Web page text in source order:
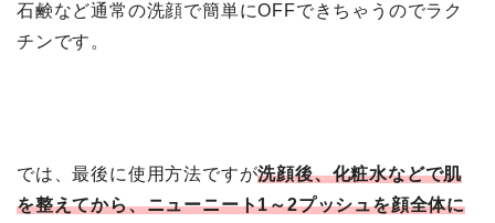
石鹸など通常の洗顔で簡単にOFFできちゃうのでラク
チンです。
では、最後に使用方法ですが洗顔後、化粧水などで肌
を整えてから、ニューニート1～2プッシュを顔全体に